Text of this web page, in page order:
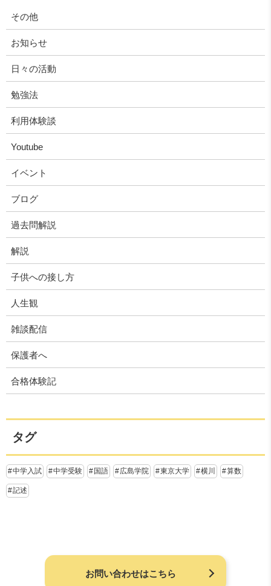
その他
お知らせ
日々の活動
勉強法
利用体験談
Youtube
イベント
ブログ
過去問解説
解説
子供への接し方
人生観
雑談配信
保護者へ
合格体験記
タグ
中学入試 中学受験 国語 広島学院 東京大学 横川 算数
記述
お問い合わせはこちら